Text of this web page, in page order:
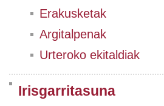
Erakusketak
Argitalpenak
Urteroko ekitaldiak
Irisgarritasuna